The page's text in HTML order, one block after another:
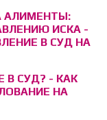
АЛИМЕНТЫ:
ИСКА -
В СУД НА
В СУД? - КАК
НА